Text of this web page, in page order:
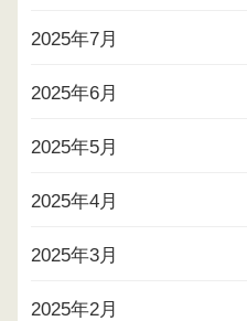
2025年7月
2025年6月
2025年5月
2025年4月
2025年3月
2025年2月